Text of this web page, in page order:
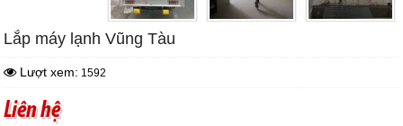
Lắp máy lạnh Vũng Tàu
Lượt xem: 1592
Liên hệ